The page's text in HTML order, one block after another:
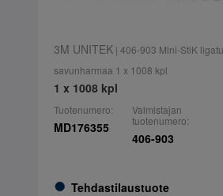
3M UNITEK| 406-903 Mini-StiK
savunharmaa 1 x 1008 kpl
1 x 1008 kpl
Tuotenumero:
MD176355
Tehdastilaustuote
Valmistajan
tuotenumero:
406-903